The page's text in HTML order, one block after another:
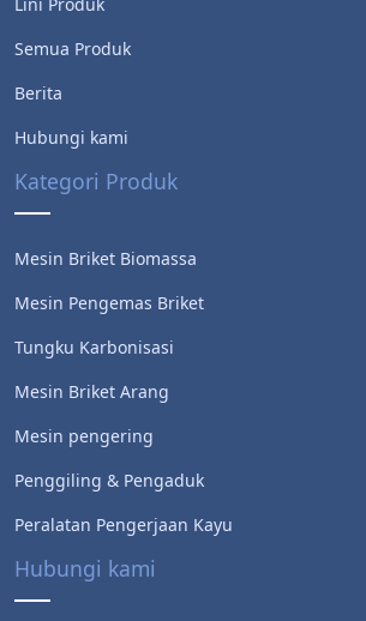
Semua Produk
Berita
Hubungi kami
Kategori Produk
Mesin Briket Biomassa
Mesin Pengemas Briket
Tungku Karbonisasi
Mesin Briket Arang
Mesin pengering
Penggiling & Pengaduk
Peralatan Pengerjaan Kayu
Hubungi kami